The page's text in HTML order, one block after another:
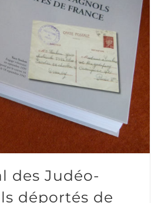
des Judéo-
déportés de